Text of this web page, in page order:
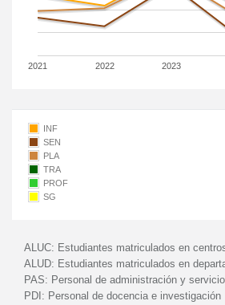
2021 2022 2023
INF
SEN
PLA
TRA
PROF
SG
ALUC: Estudiantes matriculados en
ALUD: Estudiantes matriculados en
PAS: Personal de administración y
PDI: Personal de docencia e investigación